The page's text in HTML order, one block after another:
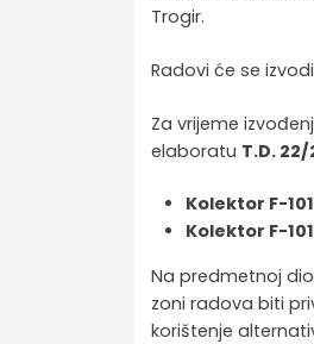
Trogir.
Radovi će se
Za vrijeme
elaboratu T.D.
Kolektor F-
Kolektor F-
Na predmetnoj
zoni radova biti
korištenje